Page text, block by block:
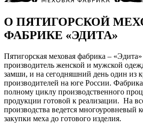
О ПЯТИГОРСКОЙ
ФАБРИКЕ «ЭДИТА»
Пятигорская меховая фабрика –
производитель женской и мужской
замши, и на сегодняшний день один из
производителей на юге России.
полному циклу производственного
продукции готовой к реализации. На
производства ведется многоуровневый
закупки меха до готового изделия.